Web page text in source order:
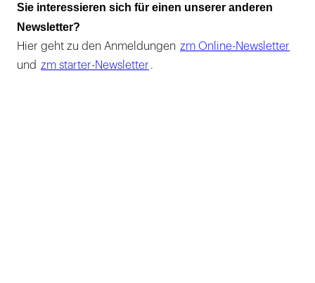
Sie interessieren sich für einen unserer anderen
Newsletter?
Hier geht zu den Anmeldungen zm Online-Newsletter
und zm starter-Newsletter .